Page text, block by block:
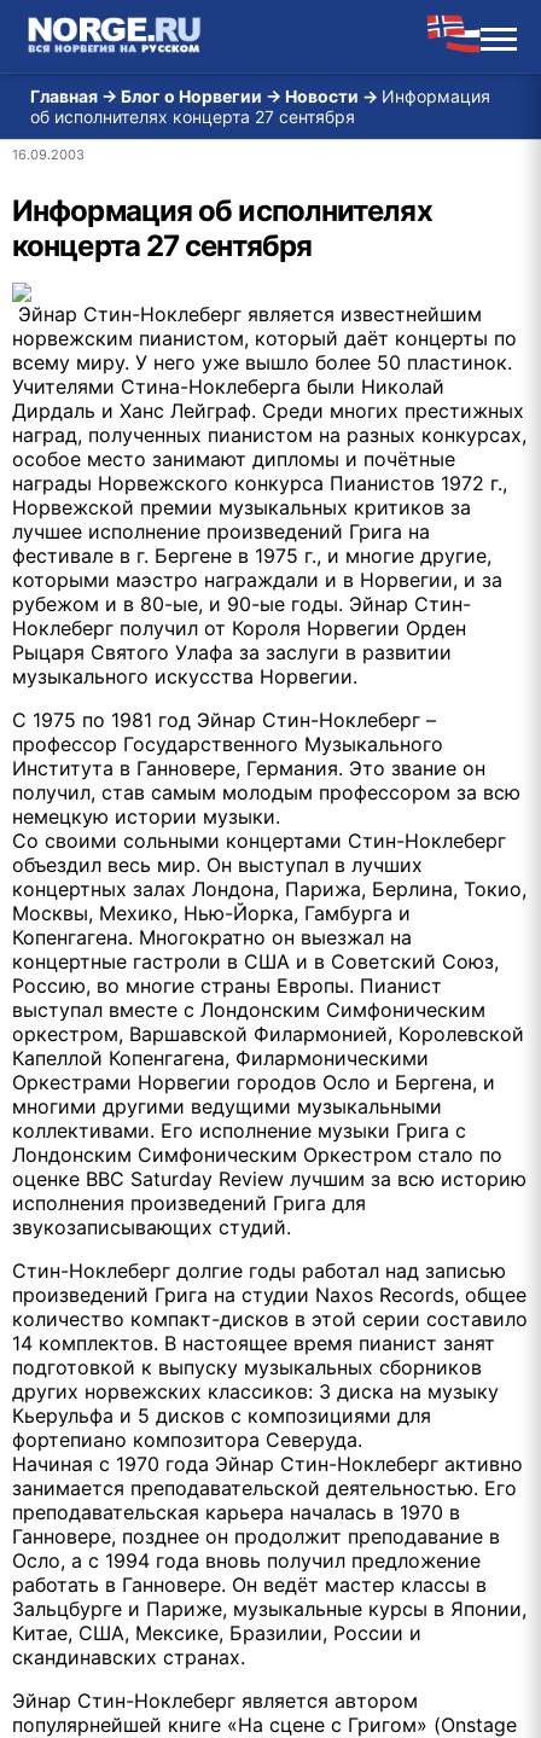
Главная → Блог о Норвегии → Новости → Информация
об исполнителях концерта 27 сентября
16.09.2003
Информация об исполнителях
концерта 27 сентября
Эйнар Стин-Ноклеберг является известнейшим
норвежским пианистом, который даёт концерты по
всему миру. У него уже вышло более 50 пластинок.
Учителями Стина-Ноклеберга были Николай
Дирдаль и Ханс Лейграф. Среди многих престижных
наград, полученных пианистом на разных конкурсах,
особое место занимают дипломы и почётные
награды Норвежского конкурса Пианистов 1972 г.,
Норвежской премии музыкальных критиков за
лучшее исполнение произведений Грига на
фестивале в г. Бергене в 1975 г., и многие другие,
которыми маэстро награждали и в Норвегии, и за
рубежом и в 80-ые, и 90-ые годы. Эйнар Стин-
Ноклеберг получил от Короля Норвегии Орден
Рыцаря Святого Улафа за заслуги в развитии
музыкального искусства Норвегии.
С 1975 по 1981 год Эйнар Стин-Ноклеберг –
профессор Государственного Музыкального
Института в Ганновере, Германия. Это звание он
получил, став самым молодым профессором за всю
немецкую истории музыки.
Со своими сольными концертами Стин-Ноклеберг
объездил весь мир. Он выступал в лучших
концертных залах Лондона, Парижа, Берлина, Токио,
Москвы, Мехико, Нью-Йорка, Гамбурга и
Копенгагена. Многократно он выезжал на
концертные гастроли в США и в Советский Союз,
Россию, во многие страны Европы. Пианист
выступал вместе с Лондонским Симфоническим
оркестром, Варшавской Филармонией, Королевской
Капеллой Копенгагена, Филармоническими
Оркестрами Норвегии городов Осло и Бергена, и
многими другими ведущими музыкальными
коллективами. Его исполнение музыки Грига с
Лондонским Симфоническим Оркестром стало по
оценке BBC Saturday Review лучшим за всю историю
исполнения произведений Грига для
звукозаписывающих студий.
Стин-Ноклеберг долгие годы работал над записью
произведений Грига на студии Naxos Records, общее
количество компакт-дисков в этой серии составило
14 комплектов. В настоящее время пианист занят
подготовкой к выпуску музыкальных сборников
других норвежских классиков: 3 диска на музыку
Кьерульфа и 5 дисков с композициями для
фортепиано композитора Северуда.
Начиная с 1970 года Эйнар Стин-Ноклеберг активно
занимается преподавательской деятельностью. Его
преподавательская карьера началась в 1970 в
Ганновере, позднее он продолжит преподавание в
Осло, а с 1994 года вновь получил предложение
работать в Ганновере. Он ведёт мастер классы в
Зальцбурге и Париже, музыкальные курсы в Японии,
Китае, США, Мексике, Бразилии, России и
скандинавских странах.
Эйнар Стин-Ноклеберг является автором
популярнейшей книге «На сцене с Григом» (Onstage